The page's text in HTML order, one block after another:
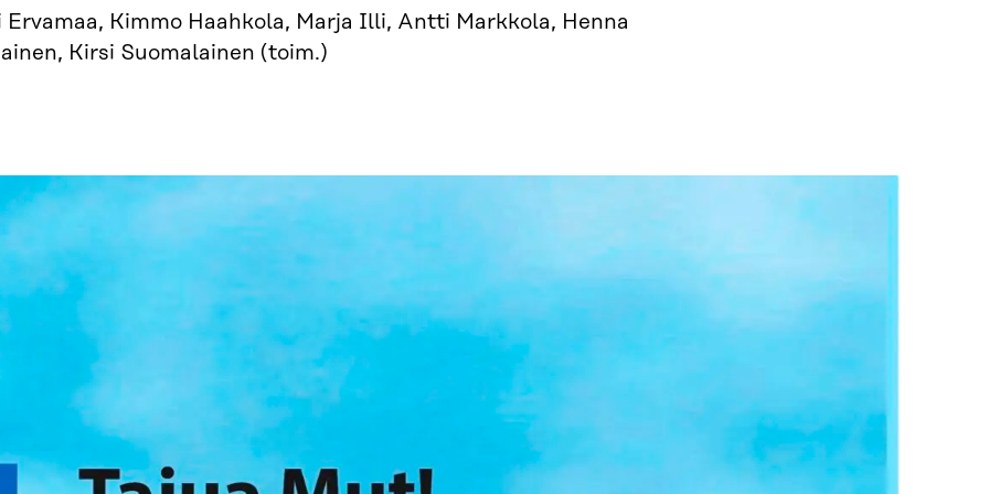
Ervamaa, Kimmo Haahkola, Marja Illi, Antti Markkola, Henna
Kirsi Suomalainen (toim.)